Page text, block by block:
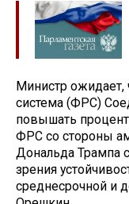
Министр ожидает,
система (ФРС)
повышать
ФРС со стороны
Дональда Трампа
зрения
среднесрочной и